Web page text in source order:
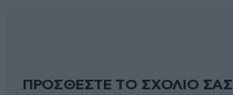
ΠΡΟΣΘΕΣΤΕ ΤΟ ΣΧΟΛΙΟ ΣΑΣ